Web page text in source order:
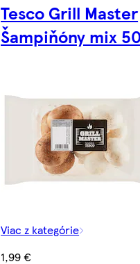
Tesco Grill Master
Šampiňóny mix
Viac z kategórie
1,99 €